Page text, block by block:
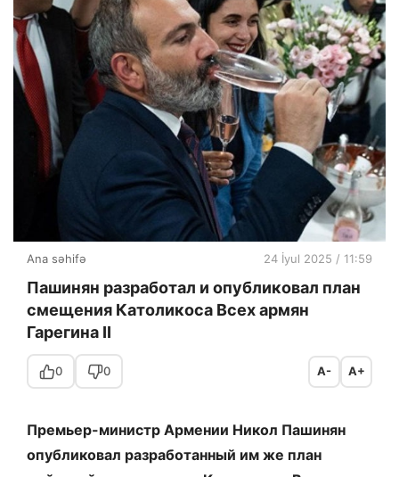
Ana səhifə 24 İyul 2025 / 11:59
Пашинян разработал и опубликовал план
смещения Католикоса Всех армян
Гарегина II
0 0 A- A+
Премьер-министр Армении Никол Пашинян
опубликовал разработанный им же план